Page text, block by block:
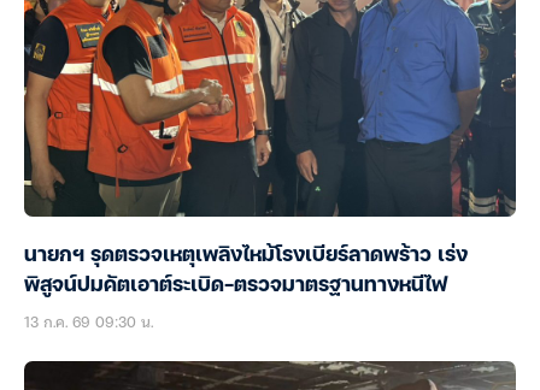
นายกฯ รุดตรวจเหตุเพลิงไหม้โรงเบียร์ลาดพร้าว เร่ง
พิสูจน์ปมคัตเอาต์ระเบิด-ตรวจมาตรฐานทางหนีไฟ
13 ก.ค. 69 09:30 น.